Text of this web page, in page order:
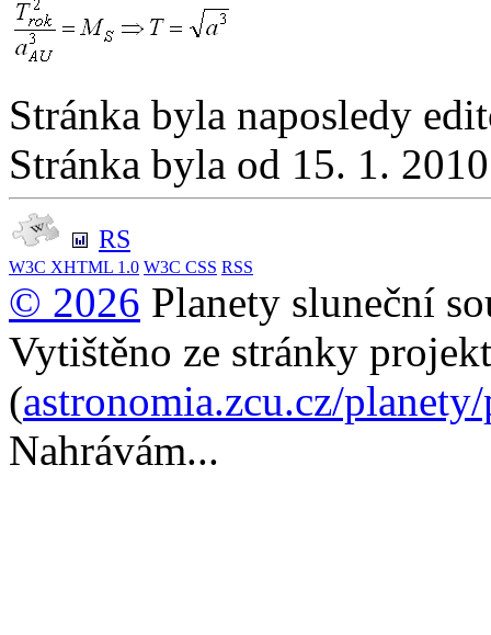
Stránka byla naposledy
Stránka byla od 15. 1.
RS
W3C XHTML 1.0 W3C CSS RSS
© 2026 Planety sluneční
Vytištěno ze stránky
(astronomia.zcu.cz/
Nahrávám...